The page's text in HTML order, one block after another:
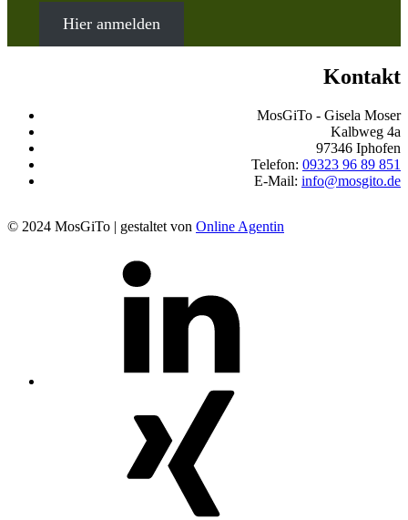
Hier anmelden
Kontakt
MosGiTo - Gisela Moser
Kalbweg 4a
97346 Iphofen
Telefon: 09323 96 89 851
E-Mail: info@mosgito.de
© 2024 MosGiTo | gestaltet von Online Agentin